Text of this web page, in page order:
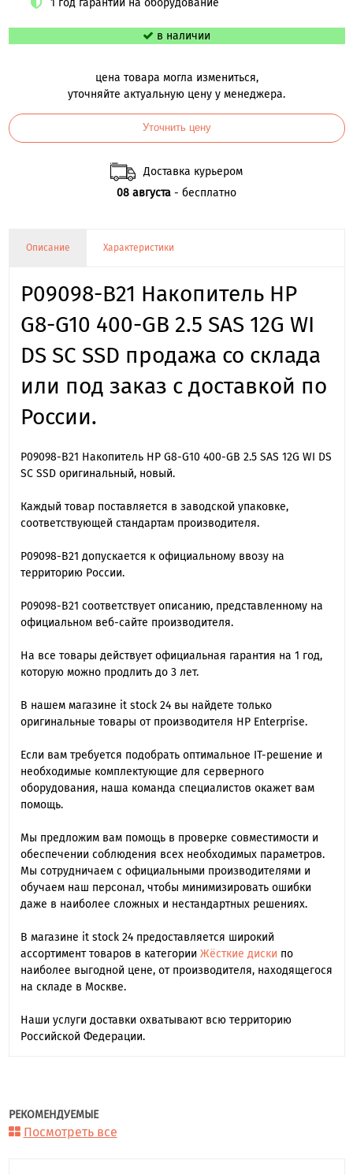
в наличии
цена товара могла измениться,
уточняйте актуальную цену у менеджера.
Уточнить цену
Доставка курьером
08 августа - бесплатно
Описание Характеристики
P09098-B21 Накопитель HP
G8-G10 400-GB 2.5 SAS 12G WI
DS SC SSD продажа со склада
или под заказ с доставкой по
России.
P09098-B21 Накопитель HP G8-G10 400-GB 2.5 SAS 12G WI DS
SC SSD оригинальный, новый.
Каждый товар поставляется в заводской упаковке,
соответствующей стандартам производителя.
P09098-B21 допускается к официальному ввозу на
территорию России.
P09098-B21 cоответствует описанию, представленному на
официальном веб-сайте производителя.
На все товары действует официальная гарантия на 1 год,
которую можно продлить до 3 лет.
В нашем магазине it stock 24 вы найдете только
оригинальные товары от производителя HP Enterprise.
Если вам требуется подобрать оптимальное IT-решение и
необходимые комплектующие для серверного
оборудования, наша команда специалиcтов окажет вам
помощь.
Мы предложим вам помощь в проверке совместимости и
обеспечении соблюдения всех необходимых параметров.
Мы сотрудничаем с официальными производителями и
обучаем наш персонал, чтобы минимизировать ошибки
даже в наиболее сложных и нестандартных решениях.
В магазине it stock 24 предоставляется широкий
ассортимент товаров в категории Жёсткие диски по
наиболее выгодной цене, от производителя, находящегося
на складе в Москве.
Наши услуги доставки охватывают всю территорию
Российской Федерации.
РЕКОМЕНДУЕМЫЕ
Посмотреть все